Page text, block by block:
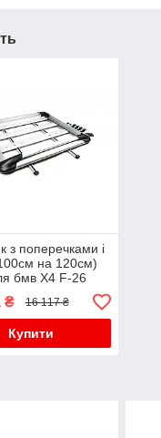
з поперечками і
на 120см)
бмв X4 F-26
рр
₴ 16 117 ₴
Купити